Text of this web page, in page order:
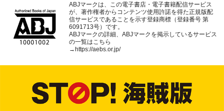
ABJマークは、この電子書店・電子書籍配信サービス
が、著作権者からコンテンツ使用許諾を得た正規版配
信サービスであることを示す登録商標（登録番号 第
6091713号）です。
ABJマークの詳細、ABJマークを掲示しているサービス
の一覧はこちら
→https://aebs.or.jp/